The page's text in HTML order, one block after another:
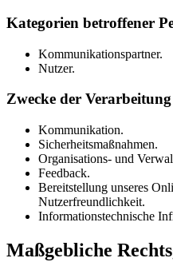
Kategorien betroffener
Kommunikationspartner.
Nutzer.
Zwecke der Verarbeitung
Kommunikation.
Sicherheitsmaßnahmen.
Organisations- und
Feedback.
Bereitstellung unseres
Nutzerfreundlichkeit.
Informationstechnische
Maßgebliche